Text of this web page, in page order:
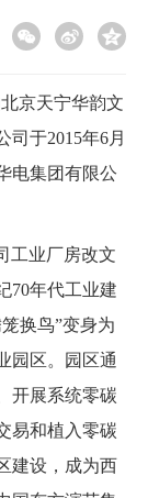
京天宁华韵文
于2015年6月
电集团有限公
工业厂房改文
70年代工业建
换鸟”变身为
园区。园区通
开展系统零碳
易和植入零碳
建设，成为西